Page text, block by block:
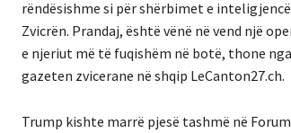
rëndësishme si për shërbimet e
Zvicrën. Prandaj, është vënë në vend një
e njeriut më të fuqishëm në botë, thone
gazeten zvicerane në shqip LeCanton27.ch.
Trump kishte marrë pjesë tashmë në